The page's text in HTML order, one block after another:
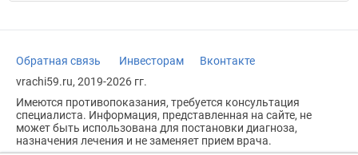
Обратная связь Инвесторам
Вконтакте
vrachi59.ru, 2019-2026 гг.
Имеются противопоказания, требуется консультация
специалиста. Информация, представленная на сайте, не
может быть использована для постановки диагноза,
назначения лечения и не заменяет прием врача.